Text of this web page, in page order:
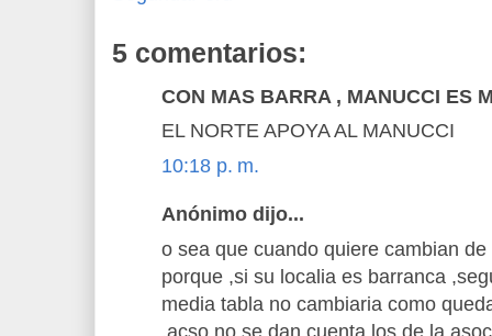
5 comentarios:
CON MAS BARRA , MANUCCI ES
EL NORTE APOYA AL MANUCCI
10:18 p. m.
Anónimo dijo...
o sea que cuando quiere cambian de
porque ,si su localia es barranca
media tabla no cambiaria como
,acso no se dan cuenta los de la